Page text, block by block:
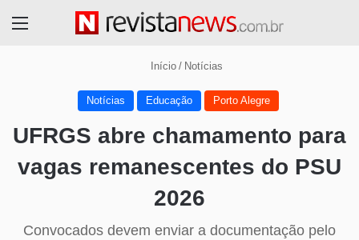
Início / Notícias
Notícias Educação Porto Alegre
UFRGS abre chamamento para
vagas remanescentes do PSU
2026
Convocados devem enviar a documentação pelo